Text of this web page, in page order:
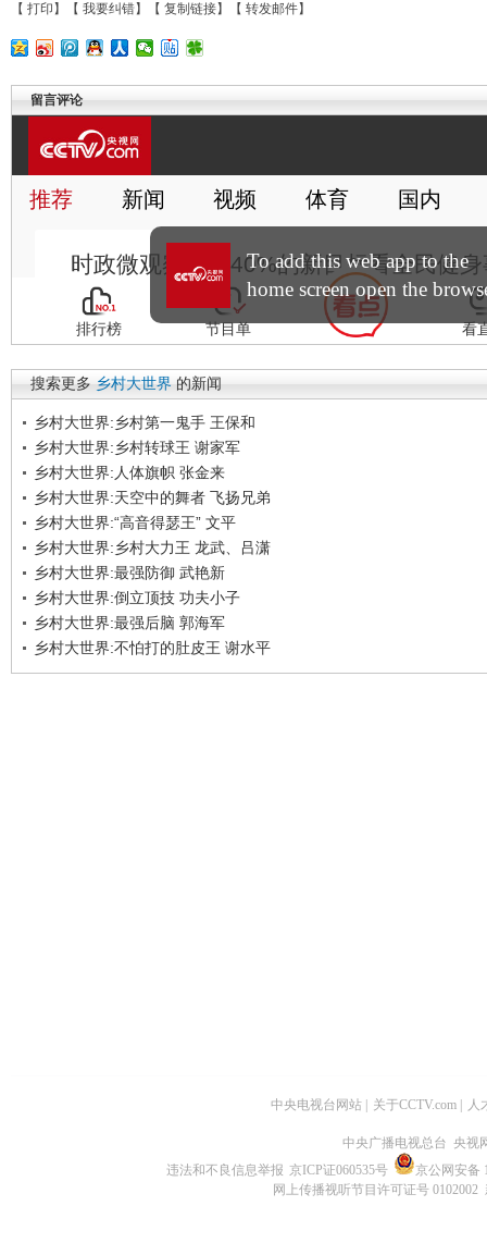
【 打印 】【 我要纠错】【 复制链接】【 转发邮件】
留言评论
搜索更多 乡村大世界 的新闻
乡村大世界:乡村第一鬼手 王保和
乡村大世界:乡村转球王 谢家军
乡村大世界:人体旗帜 张金来
乡村大世界:天空中的舞者 飞扬兄弟
乡村大世界:“高音得瑟王” 文平
乡村大世界:乡村大力王 龙武、吕潇
乡村大世界:最强防御 武艳新
乡村大世界:倒立顶技 功夫小子
乡村大世界:最强后脑 郭海军
乡村大世界:不怕打的肚皮王 谢水平
中央电视台网站 关于CCTV.com 人
中央广播电视总台 央视
违法和不良信息举报 京ICP证060535号
京公网安备
网上传播视听节目许可证号 0102002